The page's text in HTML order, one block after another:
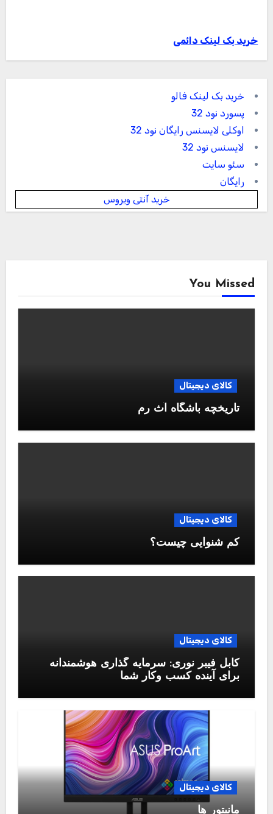
خرید بک لینک دائمی
خرید بک لینک فالو
پسورد نود 32
اوکلی لایسنس رایگان نود 32
لایسنس نود 32
سئو سایت
رایگان
خرید آنتی ویروس
You Missed
کالای دیجیتال
تاریخچه باشگاه آث رم
کالای دیجیتال
کم شنوایی چیست؟
کالای دیجیتال
کابل فیبر نوری: سرمایه گذاری هوشمندانه
برای آینده کسب وکار شما
کالای دیجیتال
مانیتور ها